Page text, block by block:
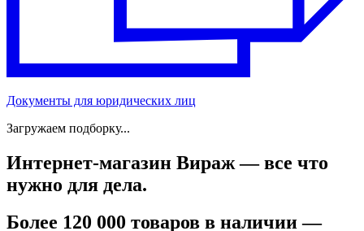
Документы для юридических лиц
Загружаем подборку...
Интернет-магазин Вираж — все что
нужно для дела.
Более 120 000 товаров в наличии —